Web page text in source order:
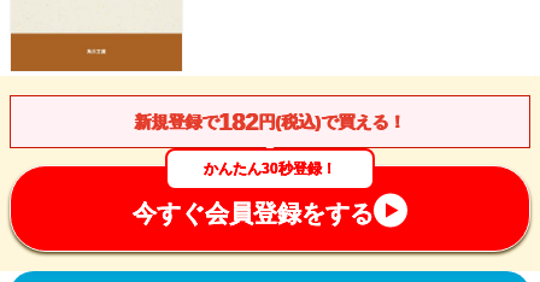
新規登録で182円(税込)で買える！
かんたん30秒登録！
今すぐ会員登録をする